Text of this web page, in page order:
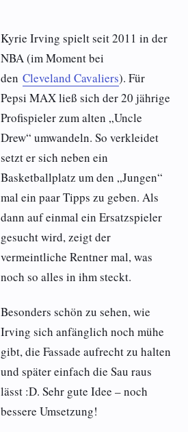
Kyrie Irving spielt seit 2011 in der
NBA (im Moment bei
denCleveland Cavaliers). Für
Pepsi MAX ließ sich der 20 jährige
Profispieler zum alten „Uncle
Drew“ umwandeln. So verkleidet
setzt er sich neben ein
Basketballplatz um den „Jungen“
mal ein paar Tipps zu geben. Als
dann auf einmal ein Ersatzspieler
gesucht wird, zeigt der
vermeintliche Rentner mal, was
noch so alles in ihm steckt.
Besonders schön zu sehen, wie
Irving sich anfänglich noch mühe
gibt, die Fassade aufrecht zu halten
und später einfach die Sau raus
lässt :D. Sehr gute Idee – noch
bessere Umsetzung!